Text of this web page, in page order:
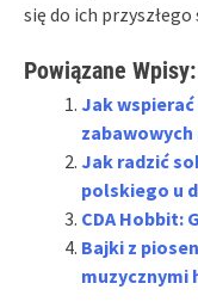
się do ich
Powiązane Wpisy:
Jak
Jak radzić
polskiego u
CDA Hobbit:
Bajki z
muzycznymi